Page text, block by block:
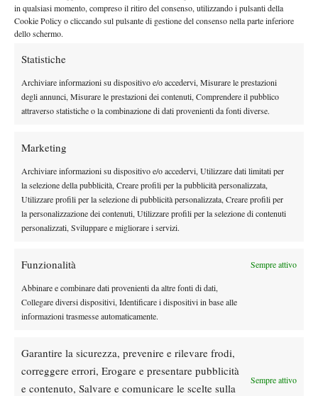
in qualsiasi momento, compreso il ritiro del consenso, utilizzando i pulsanti della
Cookie Policy o cliccando sul pulsante di gestione del consenso nella parte inferiore
dello schermo.
Statistiche
Archiviare informazioni su dispositivo e/o accedervi, Misurare le prestazioni
degli annunci, Misurare le prestazioni dei contenuti, Comprendere il pubblico
attraverso statistiche o la combinazione di dati provenienti da fonti diverse.
Marketing
Archiviare informazioni su dispositivo e/o accedervi, Utilizzare dati limitati per
la selezione della pubblicità, Creare profili per la pubblicità personalizzata,
Utilizzare profili per la selezione di pubblicità personalizzata, Creare profili per
la personalizzazione dei contenuti, Utilizzare profili per la selezione di contenuti
personalizzati, Sviluppare e migliorare i servizi.
Funzionalità Sempre attivo
Abbinare e combinare dati provenienti da altre fonti di dati,
Collegare diversi dispositivi, Identificare i dispositivi in base alle
informazioni trasmesse automaticamente.
Garantire la sicurezza, prevenire e rilevare frodi,
correggere errori, Erogare e presentare pubblicità
e contenuto, Salvare e comunicare le scelte sulla
Sempre attivo
Challenger e, domani, contro uno “scatenato” Luca Vanni andrà
alla ricerca della sua seconda finale in stagione, dopo aver vinto
Smith.
Nessun commento
DI TENDENZA
orario e ordine di gioco venerdì 7 agosto.
Arnaldi apre sul Centrale